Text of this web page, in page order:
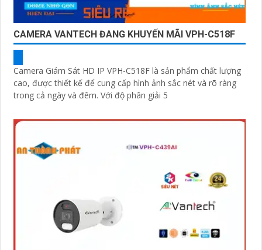
CAMERA VANTECH ĐANG KHUYẾN MÃI VPH-C518F
Camera Giám Sát HD IP VPH-C518F là sản phẩm chất lượng
cao, được thiết kế để cung cấp hình ảnh sắc nét và rõ ràng
trong cả ngày và đêm. Với độ phân giải 5